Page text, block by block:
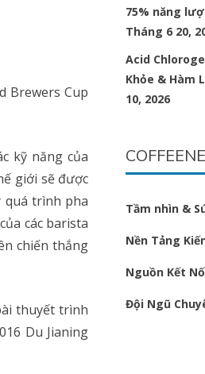
Brewers Cup
kỹ năng của
giới sẽ được
quá trình pha
các barista
chiến thắng
thuyết trình
Du Jianing
75% năng
Tháng 6 20,
Acid
Khỏe & Hàm
10, 2026
Tầm nhìn &
Nền Tảng
Nguồn Kết
Đội Ngũ